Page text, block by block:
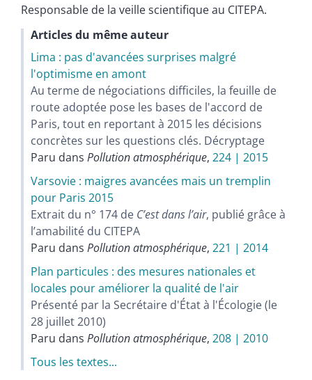
Responsable de la veille scientifique au CITEPA.
Articles du même auteur
Lima : pas d'avancées surprises malgré
l'optimisme en amont
Au terme de négociations difficiles, la feuille de
route adoptée pose les bases de l'accord de
Paris, tout en reportant à 2015 les décisions
concrètes sur les questions clés. Décryptage
Paru dans Pollution atmosphérique, 224 | 2015
Varsovie : maigres avancées mais un tremplin
pour Paris 2015
Extrait du n° 174 de C’est dans l’air, publié grâce à
l’amabilité du CITEPA
Paru dans Pollution atmosphérique, 221 | 2014
Plan particules : des mesures nationales et
locales pour améliorer la qualité de l'air
Présenté par la Secrétaire d'État à l'Écologie (le
28 juillet 2010)
Paru dans Pollution atmosphérique, 208 | 2010
Tous les textes...